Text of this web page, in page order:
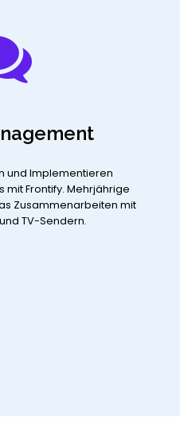
und Implementieren
mit Frontify. Mehrjährige
Zusammenarbeiten mit
TV-Sendern.